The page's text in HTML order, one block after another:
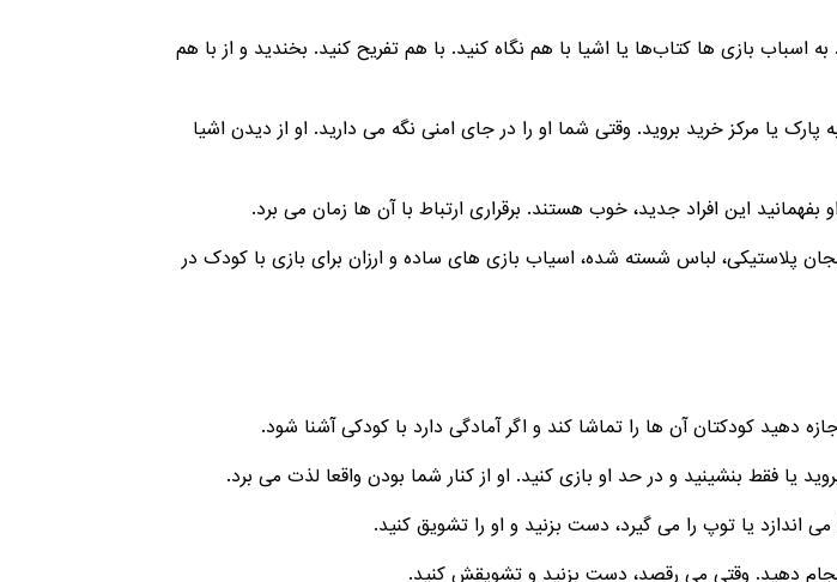
بازی ها کتاب‌ها یا اشیا با هم نگاه کنید. با هم تفریح کنید. بخندید و از با هم
یا مرکز خرید بروید. وقتی شما او را در جای امنی نگه می دارید. او از دیدن اشیا
پلاستیکی، لباس شسته شده، اسیاب بازی های ساده و ارزان برای بازی با کودک در